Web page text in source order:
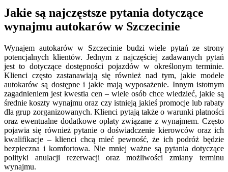
Jakie są najczęstsze pytania dotyczące
wynajmu autokarów w Szczecinie
Wynajem autokarów w Szczecinie budzi wiele pytań ze strony
potencjalnych klientów. Jednym z najczęściej zadawanych pytań
jest to dotyczące dostępności pojazdów w określonym terminie.
Klienci często zastanawiają się również nad tym, jakie modele
autokarów są dostępne i jakie mają wyposażenie. Innym istotnym
zagadnieniem jest kwestia cen – wiele osób chce wiedzieć, jakie są
średnie koszty wynajmu oraz czy istnieją jakieś promocje lub rabaty
dla grup zorganizowanych. Klienci pytają także o warunki płatności
oraz ewentualne dodatkowe opłaty związane z wynajmem. Często
pojawia się również pytanie o doświadczenie kierowców oraz ich
kwalifikacje – klienci chcą mieć pewność, że ich podróż będzie
bezpieczna i komfortowa. Nie mniej ważne są pytania dotyczące
polityki anulacji rezerwacji oraz możliwości zmiany terminu
wynajmu.